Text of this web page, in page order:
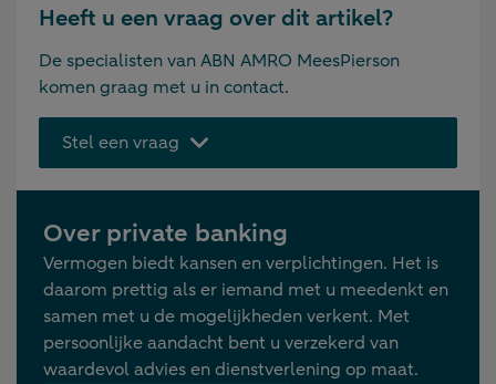
Heeft u een vraag over dit artikel?
De specialisten van ABN AMRO MeesPierson
komen graag met u in contact.
Stel een vraag
Over private banking
Vermogen biedt kansen en verplichtingen. Het is
daarom prettig als er iemand met u meedenkt en
samen met u de mogelijkheden verkent. Met
persoonlijke aandacht bent u verzekerd van
waardevol advies en dienstverlening op maat.